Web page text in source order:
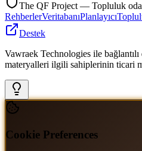
The QF Project — Topluluk
RehberlerVeritabanıPlanlayıcı
Destek
Vawraek Technologies ile
materyalleri ilgili sahiplerinin ticari
Cookie Preferences